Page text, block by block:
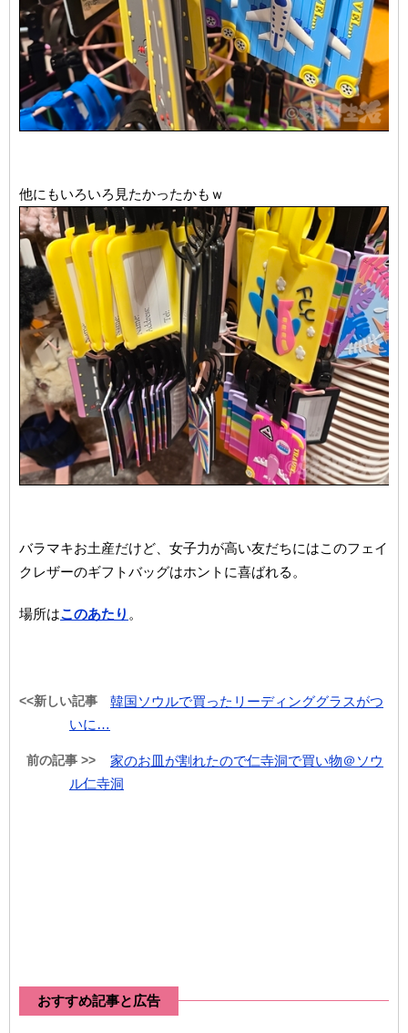
他にもいろいろ見たかったかもｗ
バラマキお土産だけど、女子力が高い友だちにはこのフェイ
クレザーのギフトバッグはホントに喜ばれる。
場所はこのあたり 。
<<新しい記事
韓国ソウルで買ったリーディンググラスがつ
いに…
前の記事 >>
家のお皿が割れたので仁寺洞で買い物＠ソウ
ル仁寺洞
おすすめ記事と広告